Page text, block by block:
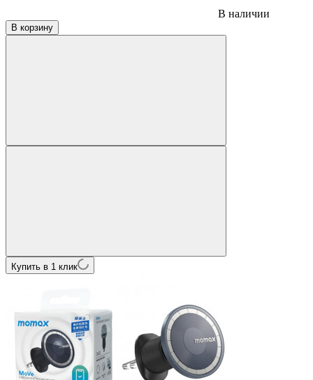
В наличии
В корзину
Купить в 1 клик